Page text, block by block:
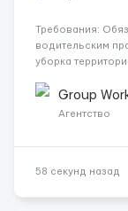
Требования:
водительским
уборка
точку В (на
Германия Город...
Group
Агентство
58 секунд назад